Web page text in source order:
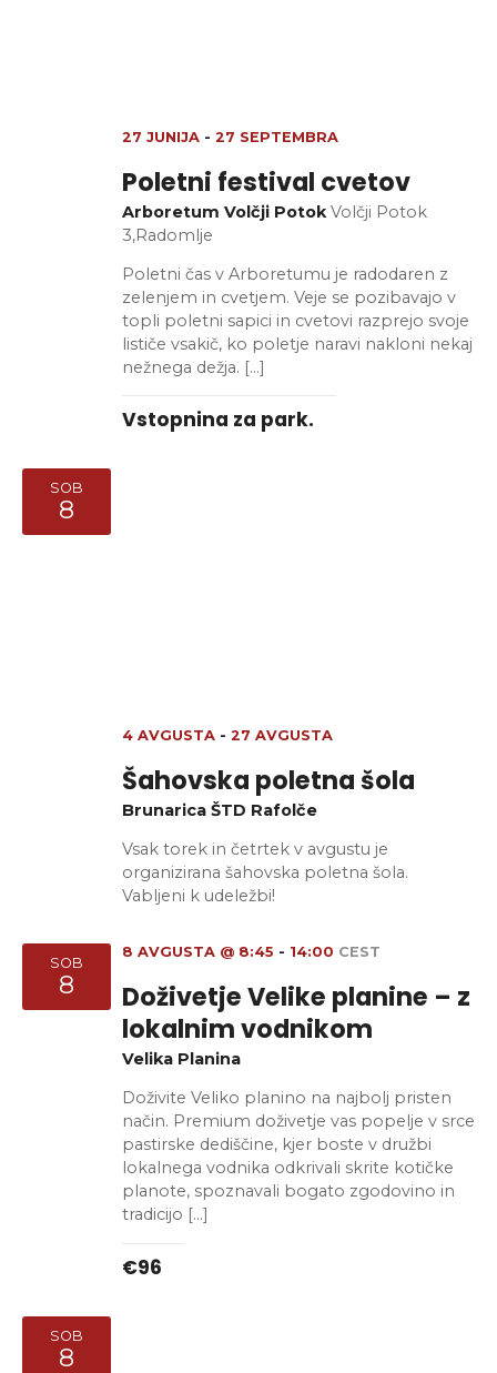
Poletni festival cvetov
27 JUNIJA - 27 SEPTEMBRA
Arboretum Volčji Potok Volčji Potok
3,Radomlje
Poletni čas v Arboretumu je radodaren z
zelenjem in cvetjem. Veje se pozibavajo v
topli poletni sapici in cvetovi razprejo svoje
lističe vsakič, ko poletje naravi nakloni nekaj
nežnega dežja. […]
Vstopnina za park.
SOB
8
Šahovska poletna šola
4 AVGUSTA - 27 AVGUSTA
Brunarica ŠTD Rafolče
Vsak torek in četrtek v avgustu je
organizirana šahovska poletna šola.
Vabljeni k udeležbi!
SOB
8
Doživetje Velike planine – z
lokalnim vodnikom
8 AVGUSTA @ 8:45 - 14:00 CEST
Velika Planina
Doživite Veliko planino na najbolj pristen
način. Premium doživetje vas popelje v srce
pastirske dediščine, kjer boste v družbi
lokalnega vodnika odkrivali skrite kotičke
planote, spoznavali bogato zgodovino in
tradicijo […]
€96
SOB
8